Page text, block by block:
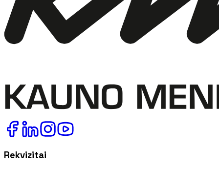
Rekvizitai